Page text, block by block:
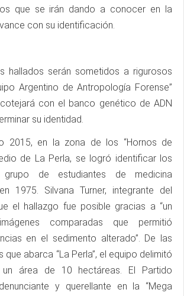
que se irán dando a conocer en la
con su identificación.
hallados serán sometidos a rigurosos
Argentino de Antropología Forense”
con el banco genético de ADN
su identidad.
2015, en la zona de los “Hornos de
de La Perla, se logró identificar los
de estudiantes de medicina
1975. Silvana Turner, integrante del
el hallazgo fue posible gracias a “un
comparadas que permitió
en el sedimento alterado”. De las
que abarca “La Perla”, el equipo delimitó
área de 10 hectáreas. El Partido
y querellante en la “Mega